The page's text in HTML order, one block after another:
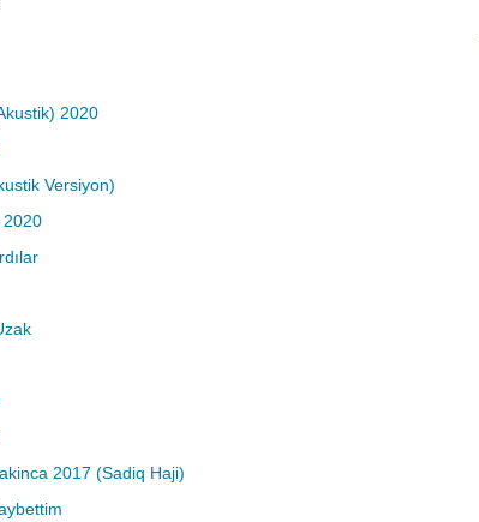
2020
Versiyon)
2020
2017 (Sadiq Haji)